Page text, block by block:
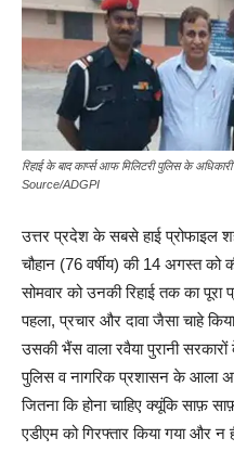
रिहाई के बाद कार्प्स आफ मिलिटरी पुलिस के
Source/ADGPI
उत्तर प्रदेश के सबसे हाई प्रोफाइल
चौहान (76 वर्षीय) की 14 अगस्त को
सोमवार को उनकी रिहाई तक का पूरा
पहला, प्रचार और दावा जैसा चाहे
उसकी भैंस वाला रवैया पुरानी
पुलिस व नागरिक प्रशासन के आला
जितना कि होना चाहिए क्यूंकि साफ़
एडीएम को गिरफ्तार किया गया और न